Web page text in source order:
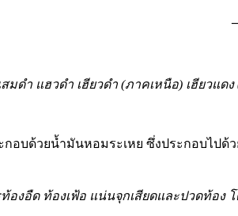
ดำ แฮวดำ เฮียวดำ (ภาคเหนือ) เฮียวแดง
บด้วยน้ำมันหอมระเหย ซึ่งประกอบไปด้วย
องอืด ท้องเฟ้อ แน่นจุกเสียดและปวดท้อง